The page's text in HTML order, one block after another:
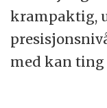
krampaktig,
med kan